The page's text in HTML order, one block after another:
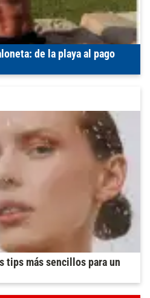
de la playa al pago
tips más sencillos para un